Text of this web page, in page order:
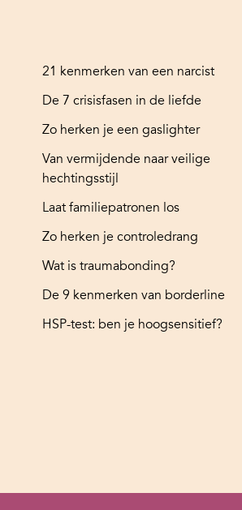
21 kenmerken van een narcist
De 7 crisisfasen in de liefde
Zo herken je een gaslighter
Van vermijdende naar veilige
hechtingsstijl
Laat familiepatronen los
Zo herken je controledrang
Wat is traumabonding?
De 9 kenmerken van borderline
HSP-test: ben je hoogsensitief?